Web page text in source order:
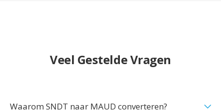
Veel Gestelde Vragen
Waarom SNDT naar MAUD converteren?